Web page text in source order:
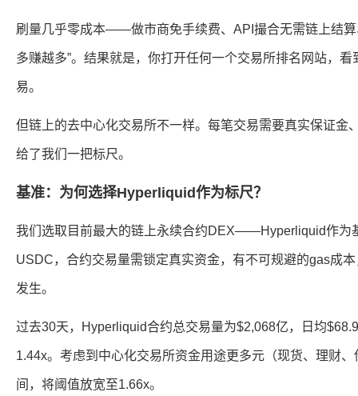
刷量几乎零成本——做市商免手续费、API撮合无需链上结算
多赚越多”。结果就是，你打开任何一个交易所排名网站，
易。
但链上的去中心化交易所不一样。每笔交易需要真实保证金
给了我们一把标尺。
基准：为何选择Hyperliquid作为标尺？
我们选取目前最大的链上永续合约DEX——Hyperliquid作为
USDC，合约交易量需锁定真实资金，有不可规避的gas成
发生。
过去30天，Hyperliquid合约总交易量为$2,068亿，日均
1.44x。考虑到中心化交易所资金用途更多元（现货、理财
间，将阈值放宽至1.66x。